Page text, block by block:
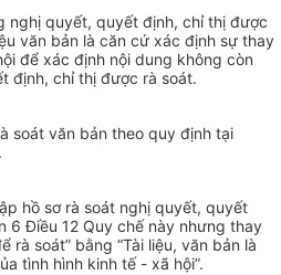
nghị quyết, quyết định, chỉ thị được
văn bản là căn cứ xác định sự thay
để xác định nội dung không còn
định, chỉ thị được rà soát.
soát văn bản theo quy định tại
hồ sơ rà soát nghị quyết, quyết
6 Điều 12 Quy chế này nhưng thay
rà soát” bằng “Tài liệu, văn bản là
tình hình kinh tế - xã hội”.